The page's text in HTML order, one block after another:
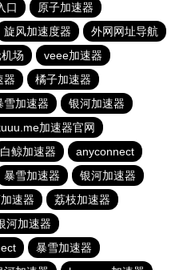
口
原子加速器
旋风加速度器
外网网址导航
场
veee加速器
器
橘子加速器
雪加速器
银河加速器
加速器官网
白鲸加速器
anyconnect
暴雪加速器
银河加速器
速器
荔枝加速器
河加速器
暴雪加速器